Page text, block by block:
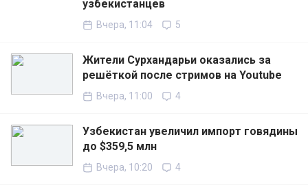
узбекистанцев
Вчера, 11:04 5
Жители Сурхандарьи оказались за
решёткой после стримов на Youtube
Вчера, 11:00 4
Узбекистан увеличил импорт говядины
до $359,5 млн
Вчера, 10:20 4